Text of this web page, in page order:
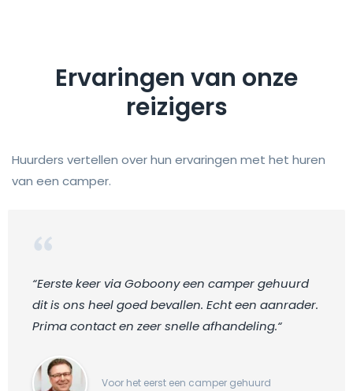
Ervaringen van onze
reizigers
Huurders vertellen over hun ervaringen met het huren
van een camper.
“Eerste keer via Goboony een camper gehuurd
dit is ons heel goed bevallen. Echt een aanrader.
Prima contact en zeer snelle afhandeling.“
Voor het eerst een camper gehuurd